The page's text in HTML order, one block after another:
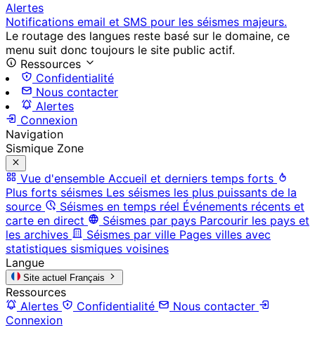
Alertes
Notifications email et SMS pour les séismes majeurs.
Le routage des langues reste basé sur le domaine, ce
menu suit donc toujours le site public actif.
Ressources
Confidentialité
Nous contacter
Alertes
Connexion
Navigation
Sismique Zone
Vue d'ensemble Accueil et derniers temps forts
Plus forts séismes Les séismes les plus puissants de la
source
Séismes en temps réel Événements récents et
carte en direct
Séismes par pays Parcourir les pays et
les archives
Séismes par ville Pages villes avec
statistiques sismiques voisines
Langue
Site actuel Français
Ressources
Alertes
Confidentialité
Nous contacter
Connexion